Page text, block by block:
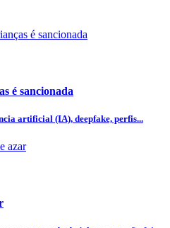
é sancionada
artificial (IA), deepfake, perfis...